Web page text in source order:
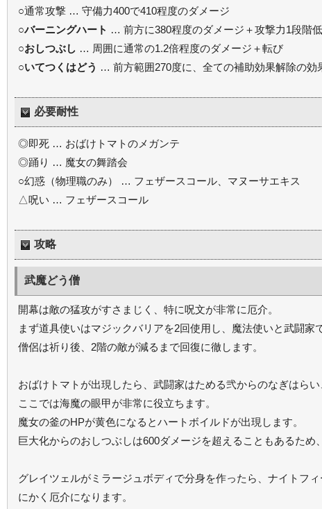
○通常攻撃 … 守備力400で410程度のダメージ
○バーニングハート … 前方に380程度のダメージ＋攻撃力1段階
○おしつぶし … 周囲に通常の1.2倍程度のダメージ＋転び
○いてつくはどう … 前方範囲270度に、全ての補助効果解除の効
必要耐性
◎即死 … おばけトマトのメガンテ
◎踊り … 魔女の舞踏会
○幻惑（物理職のみ） … フェザースコール、マヌーサエキス
△呪い … フェザースコール
攻略
武魔どう僧
開幕は敵の猛攻がすさまじく、特に呪文が非常に厄介。
まず道具使いはマジックバリアを2回使用し、魔法使いと武闘家
僧侶は祈り後、2階の敵が減るまで回復に徹します。
おばけトマトが出現したら、武闘家はためる弐からのなぎはら
ここでは海魔の眼甲が非常に役立ちます。
魔女の釜のHPが黄色になるとハートボイルドが出現します。
巨大化からのおしつぶしは600ダメージを超えることもあるため
グレイツェルがミラージュボディで分身を作ったら、ナイトフ
にかく厄介になります。